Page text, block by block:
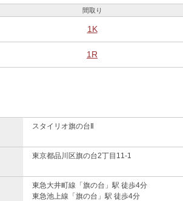
間取り
1K
1R
スタイリオ旗の台Ⅱ
東京都品川区旗の台2丁目11-1
東急大井町線「旗の台」駅 徒歩4分
東急池上線「旗の台」駅 徒歩4分